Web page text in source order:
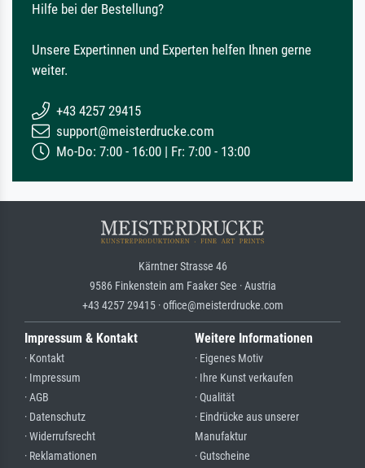
Hilfe bei der Bestellung?
Unsere Expertinnen und Experten helfen Ihnen gerne
weiter.
+43 4257 29415
support@meisterdrucke.com
Mo-Do: 7:00 - 16:00 | Fr: 7:00 - 13:00
Kärntner Strasse 46
9586 Finkenstein am Faaker See · Austria
+43 4257 29415 · office@meisterdrucke.com
Impressum & Kontakt
· Kontakt
· Impressum
· AGB
· Datenschutz
· Widerrufsrecht
· Reklamationen
Weitere Informationen
· Eigenes Motiv
· Ihre Kunst verkaufen
· Qualität
· Eindrücke aus unserer
Manufaktur
· Gutscheine